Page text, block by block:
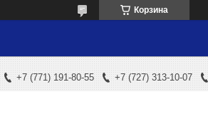
Корзина
+7 (771) 191-80-55 +7 (727) 313-10-07